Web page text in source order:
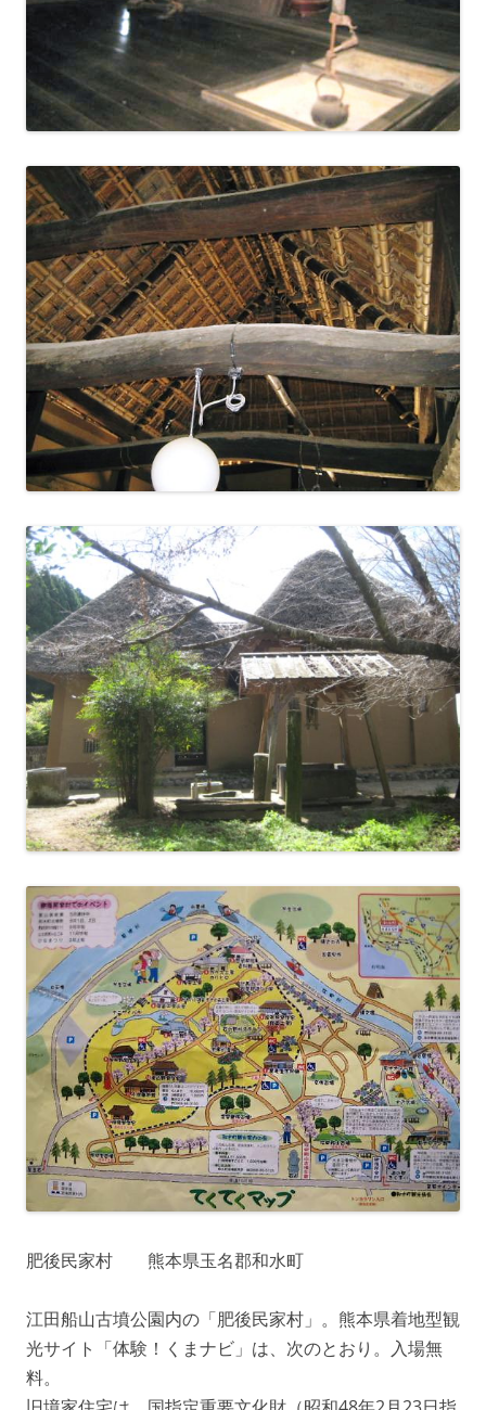
肥後民家村 熊本県玉名郡和水町
江田船山古墳公園内の「肥後民家村」。熊本県着地型観
光サイト「体験！くまナビ」は、次のとおり。入場無
料。